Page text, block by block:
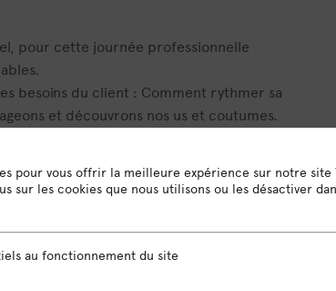
pour cette journée professionnelle
besoins du client : Comment rythmer sa
et découvrons nos us et coutumes.
pour vous offrir la meilleure expérience sur notre site
sur les cookies que nous utilisons ou les désactiver
du site
au fonctionnement du site